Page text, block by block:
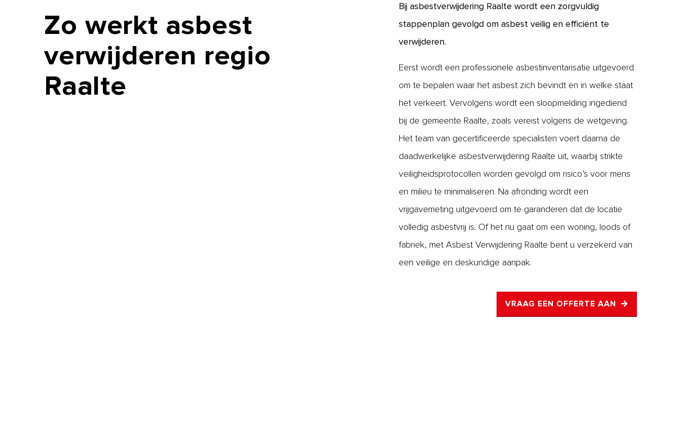
Zo werkt asbest
verwijderen regio
Raalte
Bij asbestverwijdering Raalte wordt een zorgvuldig
stappenplan gevolgd om asbest veilig en efficiënt te
verwijderen.
Eerst wordt een professionele asbestinventarisatie uitgevoerd
om te bepalen waar het asbest zich bevindt en in welke staat
het verkeert. Vervolgens wordt een sloopmelding ingediend
bij de gemeente Raalte, zoals vereist volgens de wetgeving.
Het team van gecertificeerde specialisten voert daarna de
daadwerkelijke asbestverwijdering Raalte uit, waarbij strikte
veiligheidsprotocollen worden gevolgd om risico’s voor mens
en milieu te minimaliseren. Na afronding wordt een
vrijgavemeting uitgevoerd om te garanderen dat de locatie
volledig asbestvrij is. Of het nu gaat om een woning, loods of
fabriek, met Asbest Verwijdering Raalte bent u verzekerd van
een veilige en deskundige aanpak.
VRAAG EEN OFFERTE AAN